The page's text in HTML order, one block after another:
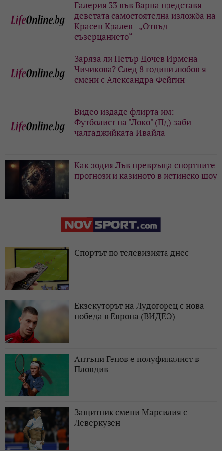
Галерия 33 във Варна представя
деветата самостоятелна изложба на
Красен Кралев - „Отвъд
съзерцанието“
Заряза ли Петър Дочев Ирмена
Чичикова? След 8 години любов я
смени с Александра Фейгин
Видео издаде флирта им:
Футболист на "Локо" (Пд) заби
чалгаджийката Ивайла
Как зодия Лъв превръща спортните
прогнози и казиното в истинско шоу
Спортът по телевизията днес
Екзекуторът на Лудогорец с нова
победа в Европа (ВИДЕО)
Антъни Генов е полуфиналист в
Пловдив
Защитник смени Марсилия с
Леверкузен